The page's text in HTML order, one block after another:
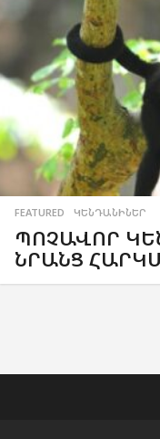
FEATURED ,ԿԵՆԴԱՆԻՆԵՐ
ՊՈՉԱՎՈՐ
ՆՐԱՆՑ